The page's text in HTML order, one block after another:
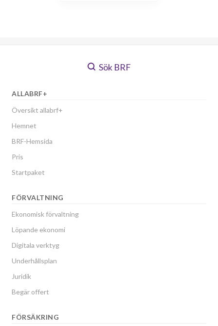
Sök BRF
ALLABRF+
Översikt allabrf+
Hemnet
BRF-Hemsida
Pris
Startpaket
FÖRVALTNING
Ekonomisk förvaltning
Löpande ekonomi
Digitala verktyg
Underhållsplan
Juridik
Begär offert
FÖRSÄKRING